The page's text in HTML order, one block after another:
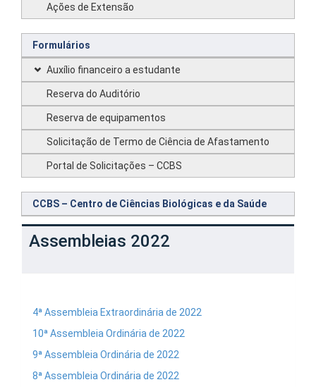
Ações de Extensão
Formulários
Auxílio financeiro a estudante
Reserva do Auditório
Reserva de equipamentos
Solicitação de Termo de Ciência de Afastamento
Portal de Solicitações – CCBS
CCBS – Centro de Ciências Biológicas e da Saúde
Assembleias 2022
4ª Assembleia Extraordinária de 2022
10ª Assembleia Ordinária de 2022
9ª Assembleia Ordinária de 2022
8ª Assembleia Ordinária de 2022